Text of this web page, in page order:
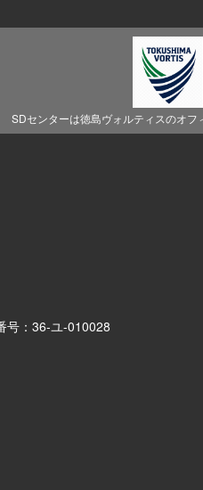
SDセンターは徳島ヴォルティスのオフ
： 36-ユ-010028